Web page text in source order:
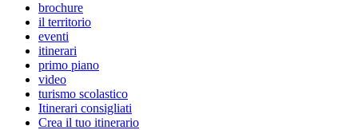
brochure
il territorio
eventi
itinerari
primo piano
video
turismo scolastico
Itinerari consigliati
Crea il tuo itinerario